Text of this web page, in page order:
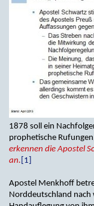
1878 soll ein
prophetische
erkennen die Apostel
an. [1]
Apostel Menkhoff
Norddeutschland nach